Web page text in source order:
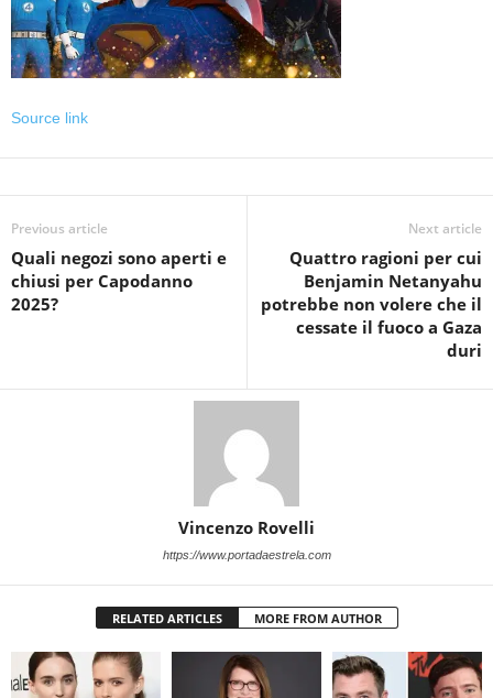
Source link
Previous article
Quali negozi sono aperti e
chiusi per Capodanno
2025?
Next article
Quattro ragioni per cui
Benjamin Netanyahu
potrebbe non volere che il
cessate il fuoco a Gaza
duri
Vincenzo Rovelli
https://www.portadaestrela.com
RELATED ARTICLES MORE FROM AUTHOR